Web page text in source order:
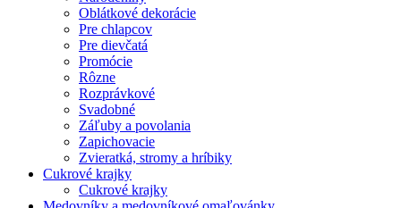
Oblátkové dekorácie
Pre chlapcov
Pre dievčatá
Promócie
Rôzne
Rozprávkové
Svadobné
Záľuby a povolania
Zapichovacie
Zvieratká, stromy a hríbiky
Cukrové krajky
Cukrové krajky